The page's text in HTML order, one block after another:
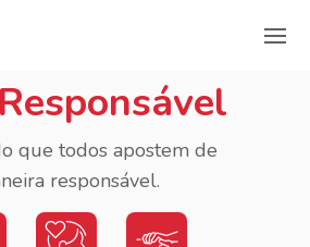
que todos apostem de
responsável.